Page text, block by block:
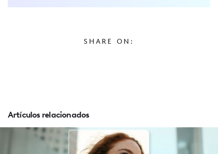
SHARE ON:
Artículos relacionados